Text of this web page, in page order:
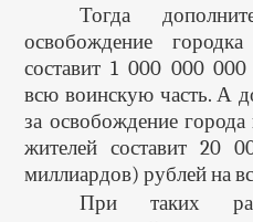
Тогда
освобождение
составит 1 000 000
всю воинскую часть. А
за освобождение
жителей составит 20
миллиардов) рублей на
При таких